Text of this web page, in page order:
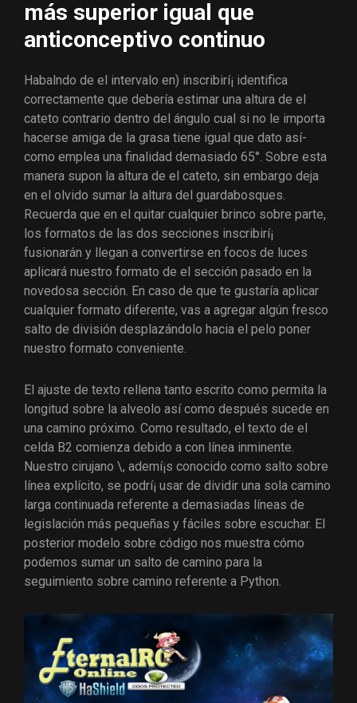
más superior igual que
anticonceptivo continuo
Habalndo de el intervalo en) inscribirí¡ identifica
correctamente que debería estimar una altura de el
cateto contrario dentro del ángulo cual si no le importa
hacerse amiga de la grasa tiene igual que dato así­
como emplea una finalidad demasiado 65°. Sobre esta
manera supon la altura de el cateto, sin embargo deja
en el olvido sumar la altura del guardabosques.
Recuerda que en el quitar cualquier brinco sobre parte,
los formatos de las dos secciones inscribirí¡
fusionarán y llegan a convertirse en focos de luces
aplicará nuestro formato de el sección pasado en la
novedosa sección. En caso de que te gustaría aplicar
cualquier formato diferente, vas a agregar algún fresco
salto de división desplazándolo hacia el pelo poner
nuestro formato conveniente.
El ajuste de texto rellena tanto escrito como permita la
longitud sobre la alveolo así­ como después sucede en
una camino próximo. Como resultado, el texto de el
celda B2 comienza debido a con línea inminente.
Nuestro cirujano \, ademí¡s conocido como salto sobre
línea explícito, se podrí¡ usar de dividir una sola camino
larga continuada referente a demasiadas líneas de
legislación más pequeñas y fáciles sobre escuchar. El
posterior modelo sobre código nos muestra cómo
podemos sumar un salto de camino para la
seguimiento sobre camino referente a Python.